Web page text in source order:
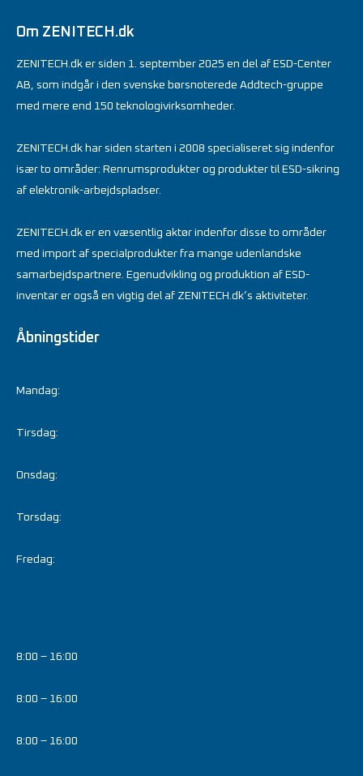
Om ZENITECH.dk
ZENITECH.dk er siden 1. september 2025 en del af ESD-Center
AB, som indgår i den svenske børsnoterede Addtech-gruppe
med mere end 150 teknologivirksomheder.
ZENITECH.dk har siden starten i 2008 specialiseret sig indenfor
især to områder: Renrumsprodukter og produkter til ESD-sikring
af elektronik-arbejdspladser.
ZENITECH.dk er en væsentlig aktør indenfor disse to områder
med import af specialprodukter fra mange udenlandske
samarbejdspartnere. Egenudvikling og produktion af ESD-
inventar er også en vigtig del af ZENITECH.dk’s aktiviteter.
Åbningstider
Mandag:
Tirsdag:
Onsdag:
Torsdag:
Fredag:
8:00 – 16:00
8:00 – 16:00
8:00 – 16:00